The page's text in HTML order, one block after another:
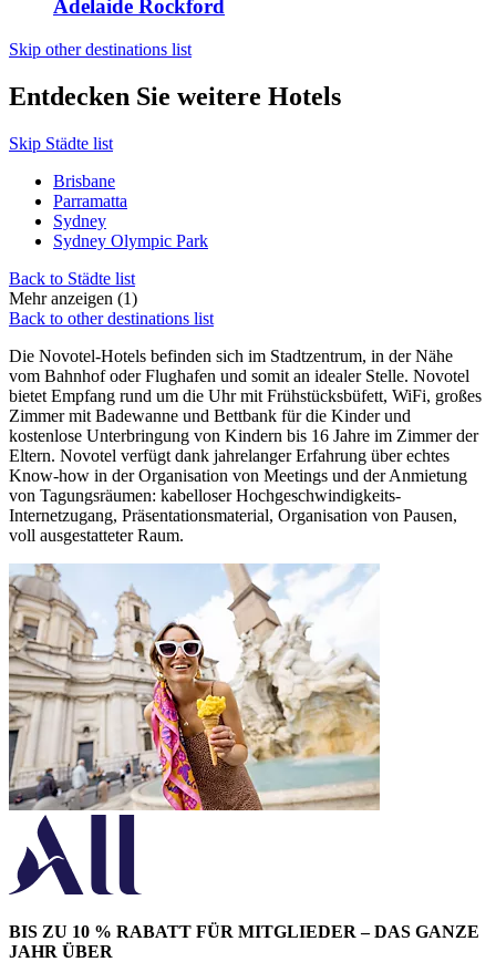
Adelaide Rockford
Skip other destinations list
Entdecken Sie weitere Hotels
Skip Städte list
Brisbane
Parramatta
Sydney
Sydney Olympic Park
Back to Städte list
Mehr anzeigen (1)
Back to other destinations list
Die Novotel-Hotels befinden sich im Stadtzentrum, in der Nähe
vom Bahnhof oder Flughafen und somit an idealer Stelle. Novotel
bietet Empfang rund um die Uhr mit Frühstücksbüfett, WiFi, großes
Zimmer mit Badewanne und Bettbank für die Kinder und
kostenlose Unterbringung von Kindern bis 16 Jahre im Zimmer der
Eltern. Novotel verfügt dank jahrelanger Erfahrung über echtes
Know-how in der Organisation von Meetings und der Anmietung
von Tagungsräumen: kabelloser Hochgeschwindigkeits-
Internetzugang, Präsentationsmaterial, Organisation von Pausen,
voll ausgestatteter Raum.
BIS ZU 10 % RABATT FÜR MITGLIEDER – DAS GANZE
JAHR ÜBER